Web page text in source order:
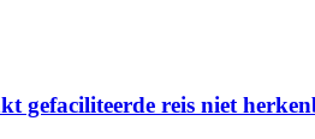
gefaciliteerde reis niet